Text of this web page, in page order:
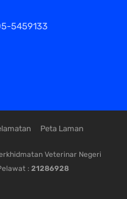
5459133
Peta Laman
Veterinar Negeri
: 21286928